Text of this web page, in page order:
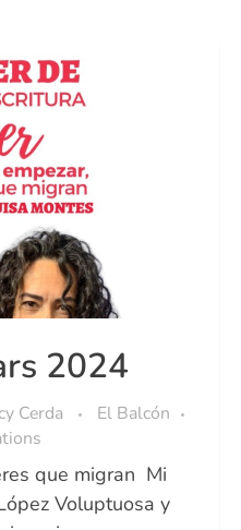
2024
Cerda
El Balcón
que migran Mi
Voluptuosa y